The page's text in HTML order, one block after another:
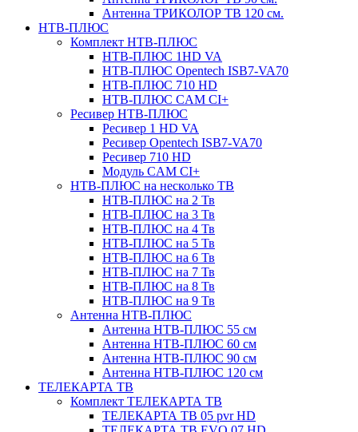
Антенна ТРИКОЛОР ТВ 120 см.
НТВ-ПЛЮС
Комплект НТВ-ПЛЮС
НТВ-ПЛЮС 1HD VA
НТВ-ПЛЮС Opentech ISB7-VA70
НТВ-ПЛЮС 710 HD
НТВ-ПЛЮС CAM CI+
Ресивер НТВ-ПЛЮС
Ресивер 1 HD VA
Ресивер Opentech ISB7-VA70
Ресивер 710 HD
Модуль CAM CI+
НТВ-ПЛЮС на несколько ТВ
НТВ-ПЛЮС на 2 Тв
НТВ-ПЛЮС на 3 Тв
НТВ-ПЛЮС на 4 Тв
НТВ-ПЛЮС на 5 Тв
НТВ-ПЛЮС на 6 Тв
НТВ-ПЛЮС на 7 Тв
НТВ-ПЛЮС на 8 Тв
НТВ-ПЛЮС на 9 Тв
Антенна НТВ-ПЛЮС
Антенна НТВ-ПЛЮС 55 см
Антенна НТВ-ПЛЮС 60 см
Антенна НТВ-ПЛЮС 90 см
Антенна НТВ-ПЛЮС 120 см
ТЕЛЕКАРТА ТВ
Комплект ТЕЛЕКАРТА ТВ
ТЕЛЕКАРТА ТВ 05 pvr HD